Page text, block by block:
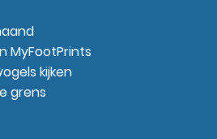
MyFootPrints
kijken
grens